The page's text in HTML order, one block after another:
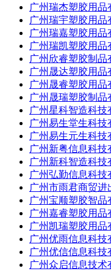
广州瑞杰塑胶用品
广州瑞宇塑胶用品
广州瑞嘉塑胶用品
广州瑞凯塑胶用品
广州欣睿塑胶制品
广州晟达塑胶用品
广州晟睿塑胶用品
广州晟瑞塑胶制品
广州星科智造科技
广州易生堂生科技
广州易生元生科技
广州新粤信息科技
广州新科智造科技
广州弘勤信息科技
广州市雨君商贸进
广州宝顺塑胶智品
广州嘉睿塑胶用品
广州凯瑞塑胶用品
广州优雨信息科技
广州优信信息科技
广州众启信息技术